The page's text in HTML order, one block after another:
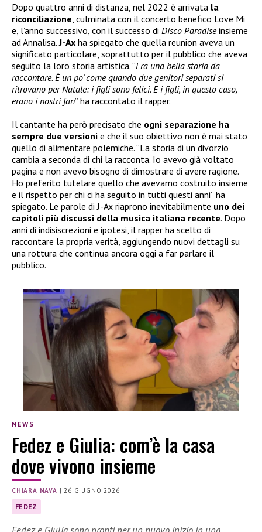
Dopo quattro anni di distanza, nel 2022 è arrivata la
riconciliazione , culminata con il concerto benefico Love Mi
e, l’anno successivo, con il successo di Disco Paradiseinsieme
ad Annalisa.J-Ax ha spiegato che quella reunion aveva un
significato particolare, soprattutto per il pubblico che aveva
seguito la loro storia artistica. “Era una bella storia da
raccontare. È un po’ come quando due genitori separati si
ritrovano per Natale: i figli sono felici. E i figli, in questo caso,
erano i nostri fan” ha raccontato il rapper.
Il cantante ha però precisato che ogni separazione ha
sempre due versioni e che il suo obiettivo non è mai stato
quello di alimentare polemiche. “La storia di un divorzio
cambia a seconda di chi la racconta. Io avevo già voltato
pagina e non avevo bisogno di dimostrare di avere ragione.
Ho preferito tutelare quello che avevamo costruito insieme
e il rispetto per chi ci ha seguito in tutti questi anni” ha
spiegato. Le parole di J-Ax riaprono inevitabilmente uno dei
capitoli più discussi della musica italiana recente. Dopo
anni di indisiscrezioni e ipotesi, il rapper ha scelto di
raccontare la propria verità, aggiungendo nuovi dettagli su
una rottura che continua ancora oggi a far parlare il
pubblico.
NEWS
Fedez e Giulia: com’è la casa
dove vivono insieme
CHIARA NAVA |26 GIUGNO 2026
FEDEZ